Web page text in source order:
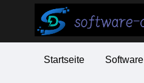
Startseite Software